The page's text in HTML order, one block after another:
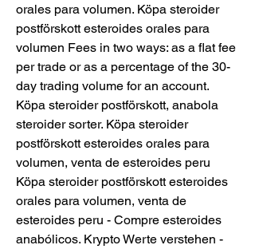
orales para volumen. Köpa steroider
postförskott esteroides orales para
volumen Fees in two ways: as a flat fee
per trade or as a percentage of the 30-
day trading volume for an account.
Köpa steroider postförskott, anabola
steroider sorter. Köpa steroider
postförskott esteroides orales para
volumen, venta de esteroides peru
Köpa steroider postförskott esteroides
orales para volumen, venta de
esteroides peru - Compre esteroides
anabólicos. Krypto Werte verstehen -